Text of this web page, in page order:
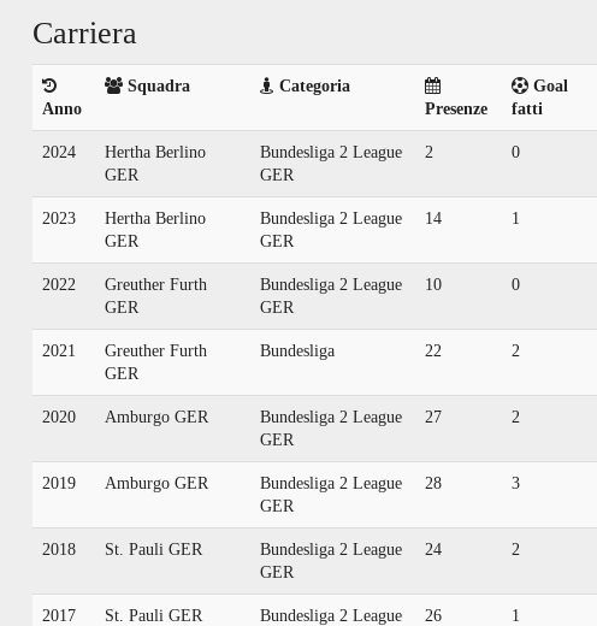
Carriera
Anno
Squadra
Categoria
Presenze
Goal
fatti
2024
Hertha Berlino
GER
Bundesliga 2 League
GER
2 0
2023
Hertha Berlino
GER
Bundesliga 2 League
GER
14 1
2022
Greuther Furth
GER
Bundesliga 2 League
GER
10 0
2021
Greuther Furth
GER
Bundesliga 22 2
2020 Amburgo GER
Bundesliga 2 League
GER
27 2
2019 Amburgo GER
Bundesliga 2 League
GER
28 3
2018 St. Pauli GER
Bundesliga 2 League
GER
24 2
2017 St. Pauli GER
Bundesliga 2 League
26 1